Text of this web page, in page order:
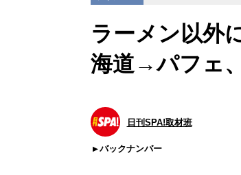
ラーメン以外
海道→パフェ
日刊SPA!取材班
バックナンバー